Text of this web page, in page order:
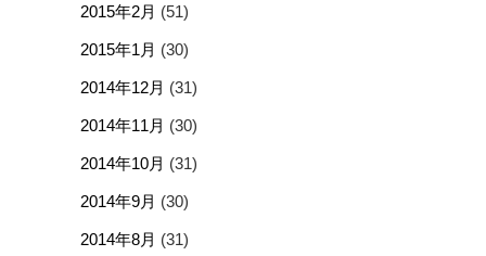
2015年2月 (51)
2015年1月 (30)
2014年12月 (31)
2014年11月 (30)
2014年10月 (31)
2014年9月 (30)
2014年8月 (31)